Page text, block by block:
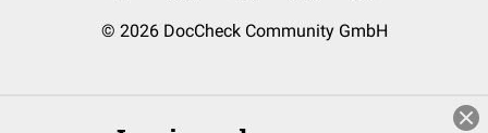
© 2026 DocCheck Community GmbH